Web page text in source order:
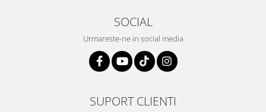
SOCIAL
Urmareste-ne in social media
SUPORT CLIENTI